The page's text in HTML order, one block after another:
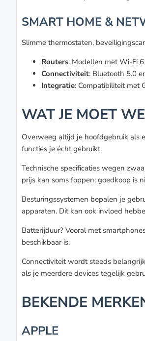
SMART HOME &
Slimme thermostaten,
Routers: Modellen met Wi-Fi
Connectiviteit: Bluetooth 5.0
Integratie: Compatibiliteit met
WAT JE MOET
Overweeg altijd je hoofdgebruik als
functies je écht gebruikt.
Technische specificaties wegen
prijs kan soms foppen: goedkoop is
Besturingssystemen bepalen je
apparaten. Dit kan ook invloed
Batterijduur? Vooral met
beschikbaar is.
Connectiviteit wordt steeds
als je meerdere devices tegelijk
BEKENDE
APPLE